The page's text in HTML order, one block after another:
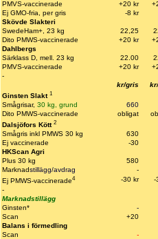
PMVS-vaccinerade
+20 kr
Ej GMO-fria, per gris
-8 kr
Skövde Slakteri
SwedeHam+, 23 kg
22,25
Dito PMWS-vaccinerade
+20 kr
Dahlbergs
Särklass D, mell. 23 kg
22.00
PMVS-vaccinerade
+20 kr
-
kr/gris
Ginsten Slakt 1
Smågrisar, 30 kg, grund
660
Dito PMWS-vaccinerade
obligat
Dalsjöfors Kött 2
Smågris inkl PMWS 30 kg
630
Ej vaccinerade
-30
HKScan Agri
Plus 30 kg
580
Marknadstillägg/avdrag
-
Ej PMWS-vaccinerade4 -30 kr
-
-
Marknadstillägg
Ginsten*
-
Scan
+20
Balans i förmedling
Scan
-